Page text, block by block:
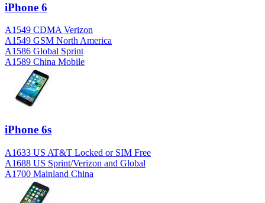
iPhone 6
A1549 CDMA Verizon
A1549 GSM North America
A1586 Global Sprint
A1589 China Mobile
iPhone 6s
A1633 US AT&T Locked or SIM Free
A1688 US Sprint/Verizon and Global
A1700 Mainland China